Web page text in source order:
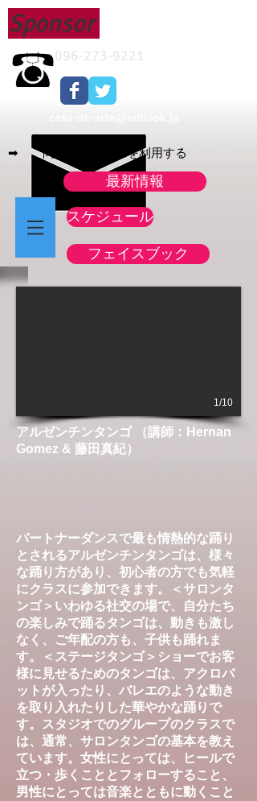
Sponsor
➡ 問合せフォームを利用する
最新情報
スケジュール
フェイスブック
1/10
アルゼンチンタンゴ （講師：Hernan
Gomez & 藤田真紀）
パートナーダンスで最も情熱的な踊り
とされるアルゼンチンタンゴは、様々
な踊り方があり、初心者の方でも気軽
にクラスに参加できます。＜サロンタ
ンゴ＞いわゆる社交の場で、自分たち
の楽しみで踊るタンゴは、動きも激し
なく、ご年配の方も、子供も踊れま
す。＜ステージタンゴ＞ショーでお客
様に見せるためのタンゴは、アクロバ
ットが入ったり、バレエのような動き
を取り入れたりした華やかな踊りで
す。スタジオでのグループのクラスで
は、通常、サロンタンゴの基本を教え
ています。女性にとっては、ヒールで
立つ・歩くこととフォローすること、
男性にとっては音楽とともに動くこと